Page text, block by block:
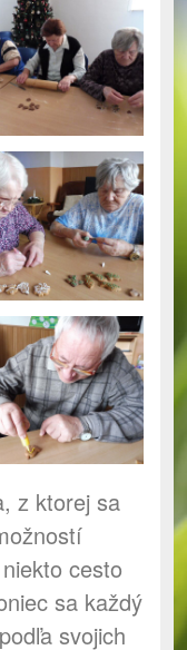
z ktorej sa
cesto
sa každý
svojich